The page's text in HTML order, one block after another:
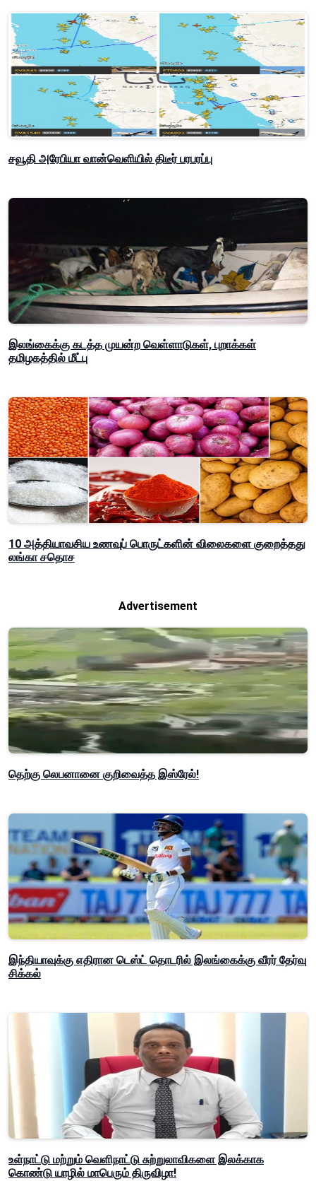
சவூதி அரேபியா வான்வெளியில் திடீர் பரபரப்பு
இலங்கைக்கு கடத்த முயன்ற வெள்ளாடுகள், புறாக்கள்
தமிழகத்தில் மீட்பு
10 அத்தியாவசிய உணவுப் பொருட்களின் விலைகளை குறைத்தது
லங்கா சதொச
Advertisement
தெற்கு லெபனானை குறிவைத்த இஸ்ரேல்!
இந்தியாவுக்கு எதிரான டெஸ்ட் தொடரில் இலங்கைக்கு வீரர் தேர்வு
சிக்கல்
உள்நாட்டு மற்றும் வெளிநாட்டு சுற்றுலாவிகளை இலக்காக
கொண்டு யாழில் மாபெரும் திருவிழா!